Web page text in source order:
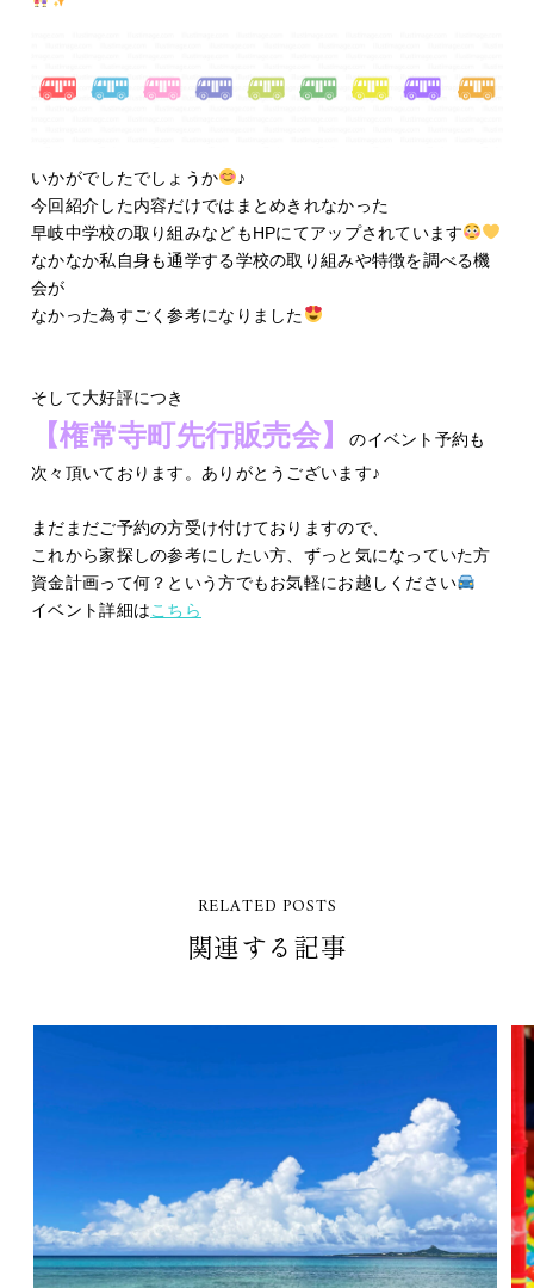
いかがでしたでしょうか
♪
今回紹介した内容だけではまとめきれなかった
早岐中学校の取り組みなどもHPにてアップされています
なかなか私自身も通学する学校の取り組みや特徴を調べる機
会が
なかった為すごく参考になりました
そして大好評につき
【権常寺町先行販売会】のイベント予約も
次々頂いております。ありがとうございます♪
まだまだご予約の方受け付けておりますので、
これから家探しの参考にしたい方、ずっと気になっていた方
資金計画って何？という方でもお気軽にお越しください
イベント詳細はこちら
RELATED POSTS
関連する記事